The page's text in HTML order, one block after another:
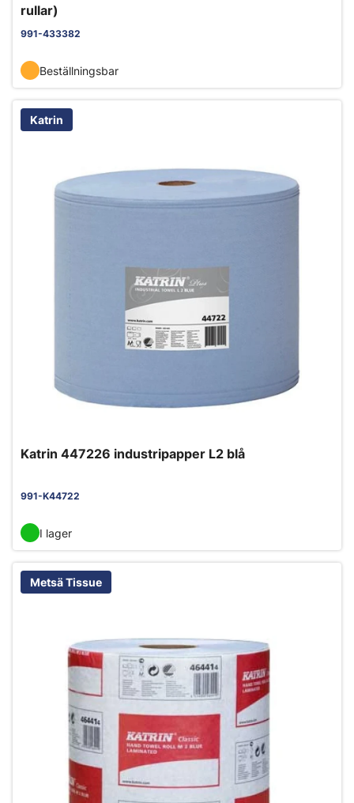
rullar)
991-433382
Beställningsbar
Katrin
Katrin 447226 industripapper L2 blå
991-K44722
I lager
Metsä Tissue